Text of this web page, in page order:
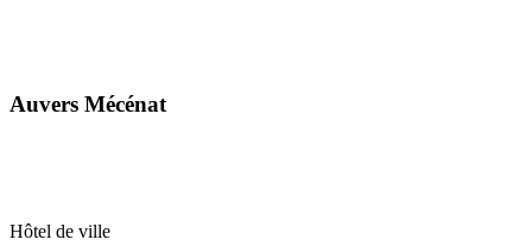
Auvers Mécénat
Hôtel de ville